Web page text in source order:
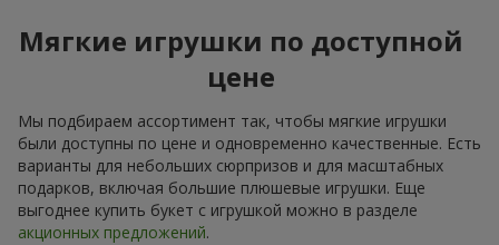
Мягкие игрушки по доступной
цене
Мы подбираем ассортимент так, чтобы мягкие игрушки
были доступны по цене и одновременно качественные. Есть
варианты для небольших сюрпризов и для масштабных
подарков, включая большие плюшевые игрушки. Еще
выгоднее купить букет с игрушкой можно в разделе
акционных предложений.